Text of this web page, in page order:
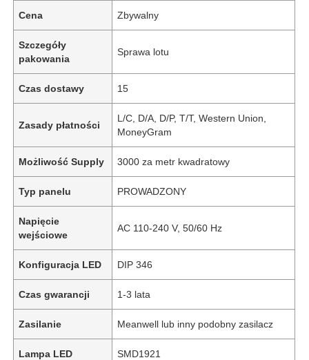
Cena Zbywalny
Szczegóły
pakowania
Sprawa lotu
Czas dostawy 15
Zasady płatności
L/C, D/A, D/P, T/T, Western Union,
MoneyGram
Możliwość Supply 3000 za metr kwadratowy
Typ panelu PROWADZONY
Napięcie
wejściowe
AC 110-240 V, 50/60 Hz
Konfiguracja LED DIP 346
Czas gwarancji 1-3 lata
Zasilanie Meanwell lub inny podobny zasilacz
Lampa LED SMD1921